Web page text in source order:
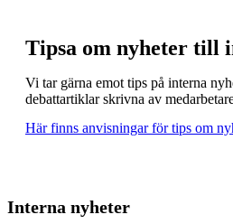
Tipsa om nyheter till
Vi tar gärna emot tips på interna
debattartiklar skrivna av
Här finns anvisningar för tips om
Interna nyheter